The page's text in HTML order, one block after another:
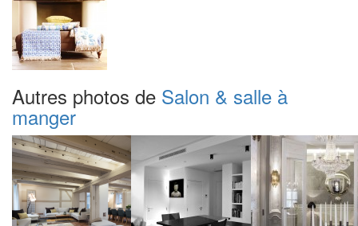
Autres photos de Salon & salle à
manger